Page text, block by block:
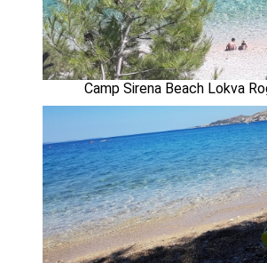
Camp Sirena Beach Lokva